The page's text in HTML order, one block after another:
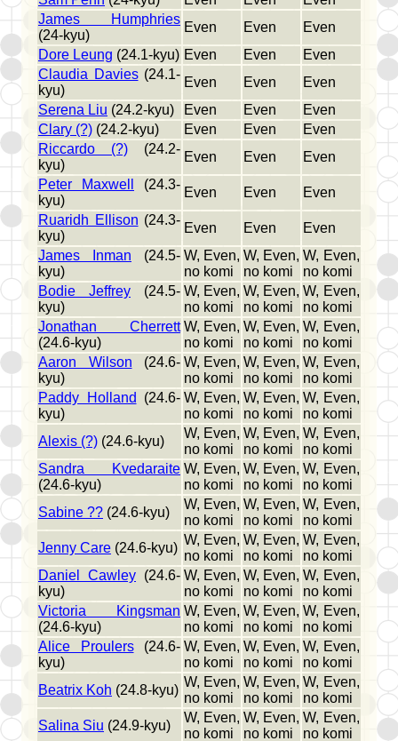
James Humphries
(24-kyu)
Even Even
Even
Dore Leung (24.1-kyu) Even Even
Even
Claudia Davies(24.1-
kyu)
Even Even
Even
Serena Liu (24.2-kyu) Even Even
Even
Clary (?) (24.2-kyu) Even Even
Even
Riccardo (?) (24.2-
kyu)
Even Even
Even
Peter Maxwell
(24.3-
kyu)
Even Even
Even
Ruaridh Ellison (24.3-
kyu)
Even Even
Even
James Inman (24.5-
kyu)
W, Even,
no komi
W, Even,
no komi
W, Even,
no komi
Bodie Jeffrey (24.5-
kyu)
W, Even,
no komi
W, Even,
no komi
W, Even,
no komi
Jonathan Cherrett
(24.6-kyu)
W, Even,
no komi
W, Even,
no komi
W, Even,
no komi
Aaron Wilson (24.6-
kyu)
W, Even,
no komi
W, Even,
no komi
W, Even,
no komi
Paddy Holland (24.6-
kyu)
W, Even,
no komi
W, Even,
no komi
W, Even,
no komi
Alexis (?) (24.6-kyu)
W, Even,
no komi
W, Even,
no komi
W, Even,
no komi
Sandra Kvedaraite
(24.6-kyu)
W, Even,
no komi
W, Even,
no komi
W, Even,
no komi
Sabine ?? (24.6-kyu)
W, Even,
no komi
W, Even,
no komi
W, Even,
no komi
Jenny Care (24.6-kyu)
W, Even,
no komi
W, Even,
no komi
W, Even,
no komi
Daniel Cawley (24.6-
kyu)
W, Even,
no komi
W, Even,
no komi
W, Even,
no komi
Victoria Kingsman
(24.6-kyu)
W, Even,
no komi
W, Even,
no komi
W, Even,
no komi
Alice Proulers(24.6-
kyu)
W, Even,
no komi
W, Even,
no komi
W, Even,
no komi
Beatrix Koh (24.8-kyu)
W, Even,
no komi
W, Even,
no komi
W, Even,
no komi
Salina Siu (24.9-kyu)
W, Even,
no komi
W, Even,
no komi
W, Even,
no komi